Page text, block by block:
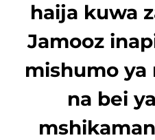
haija kuwa
Jamooz
mishumo ya
na bei